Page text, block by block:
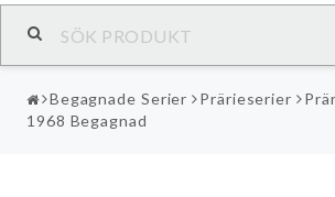
Begagnade Serier Prärieserier
1968 Begagnad